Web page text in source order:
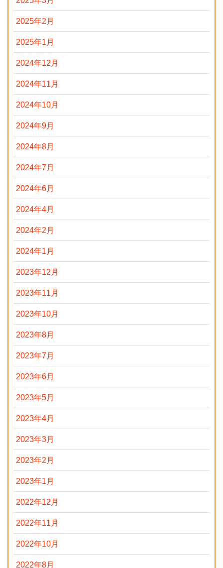
2025年2月
2025年1月
2024年12月
2024年11月
2024年10月
2024年9月
2024年8月
2024年7月
2024年6月
2024年4月
2024年2月
2024年1月
2023年12月
2023年11月
2023年10月
2023年8月
2023年7月
2023年6月
2023年5月
2023年4月
2023年3月
2023年2月
2023年1月
2022年12月
2022年11月
2022年10月
2022年8月